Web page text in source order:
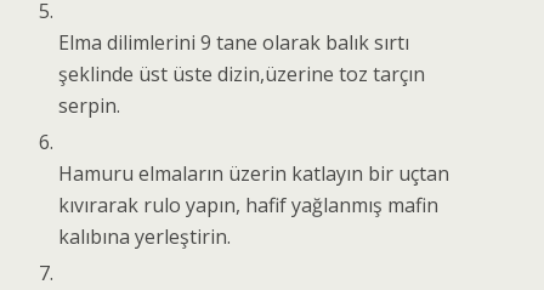
Elma dilimlerini 9 tane olarak balık sırtı
şeklinde üst üste dizin,üzerine toz tarçın
serpin.
Hamuru elmaların üzerin katlayın bir uçtan
kıvırarak rulo yapın, hafif yağlanmış mafin
kalıbına yerleştirin.